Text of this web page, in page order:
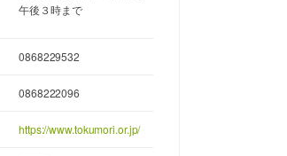
午後３時まで
0868229532
0868222096
https://www.tokumori.or.jp/